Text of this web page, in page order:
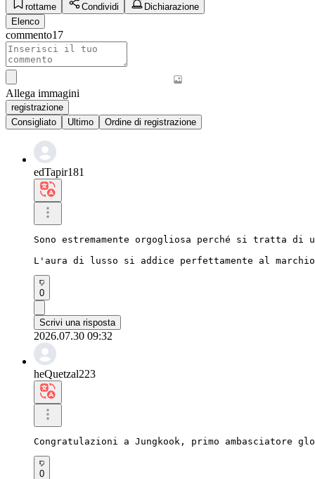
rottame
Condividi
Dichiarazione
Elenco
commento17
Allega immagini
registrazione
Consigliato
Ultimo Ordine di registrazione
edTapir181
Sono estremamente orgogliosa perché si
L'aura di lusso si addice perfettamente al
0
Scrivi una risposta
2026.07.30 09:32
heQuetzal223
Congratulazioni a Jungkook, primo
0